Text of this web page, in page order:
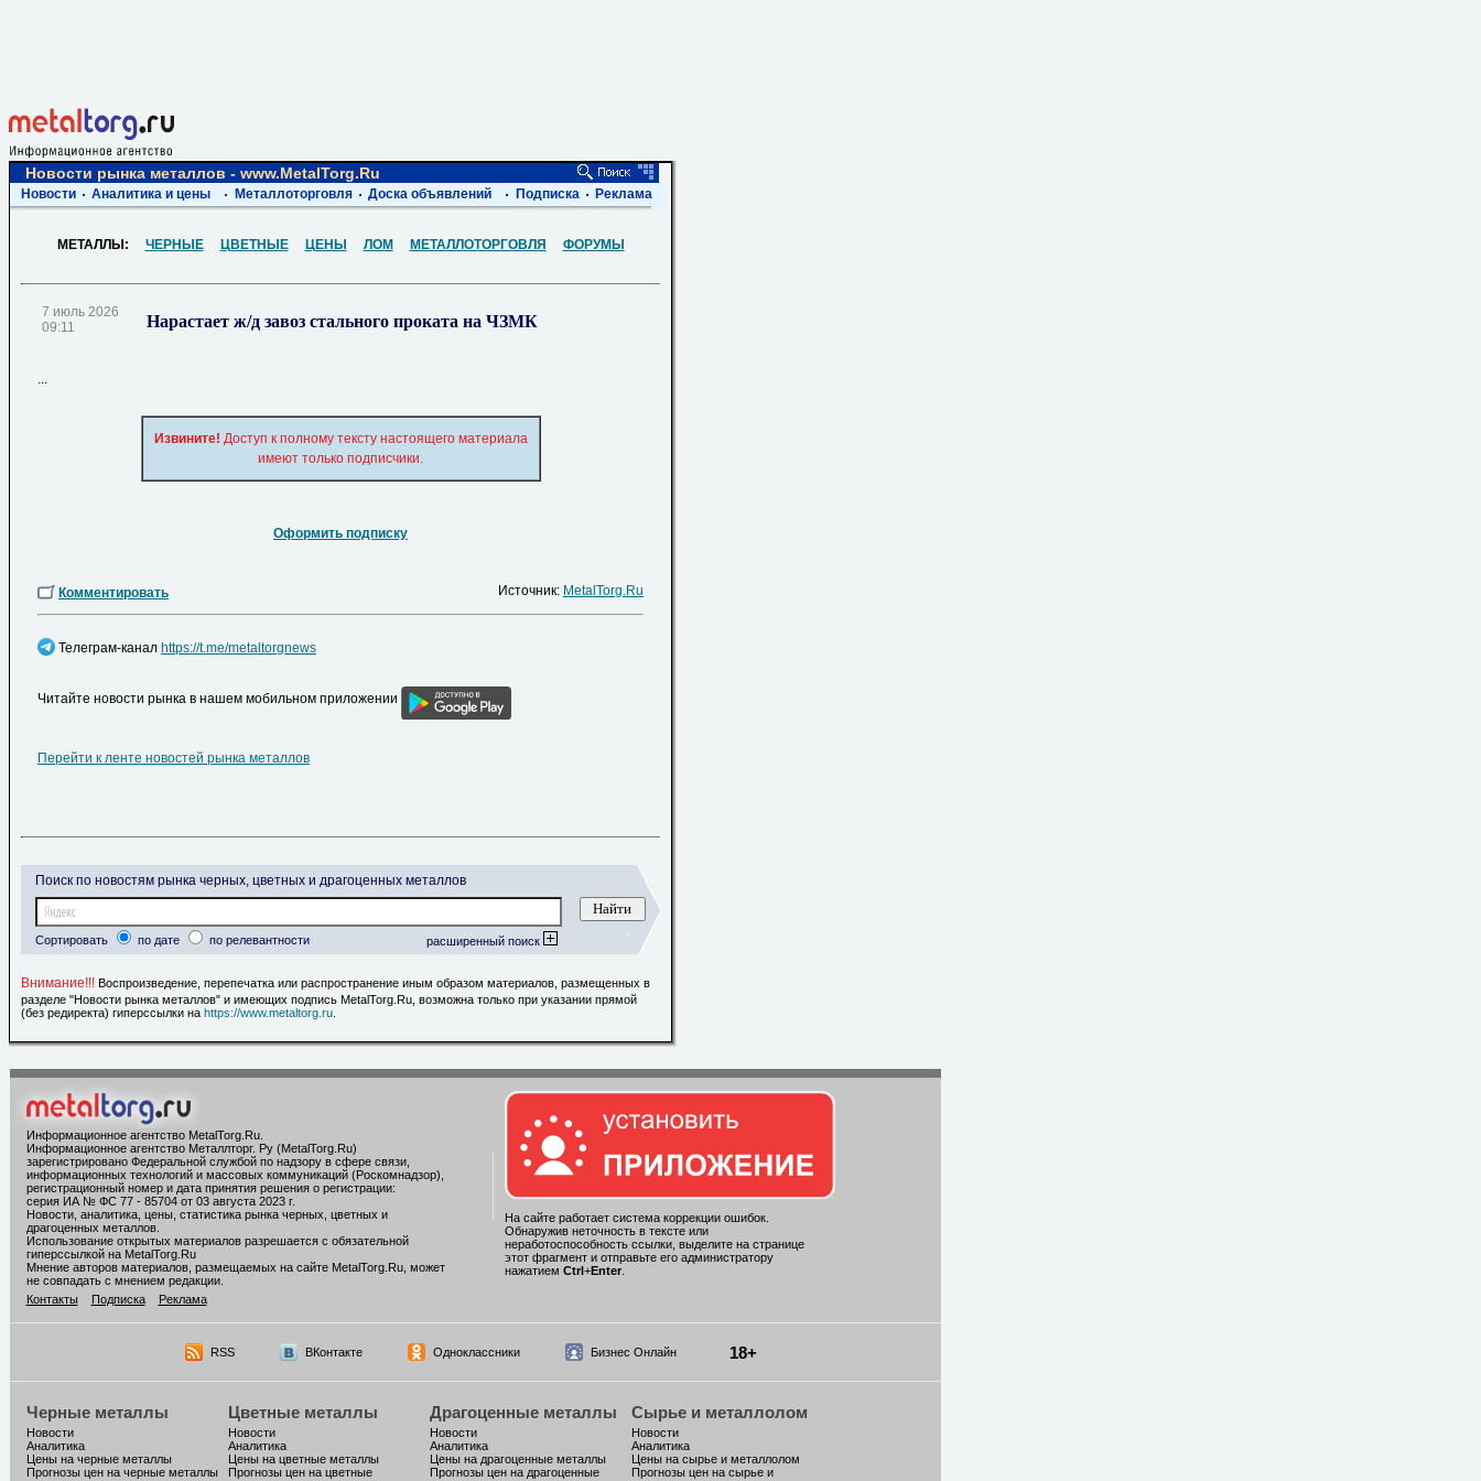
Новости рынка металлов - www.MetalTorg.Ru
Новости Аналитика и цены Металлоторговля Доска объявлений Подписка Реклама
МЕТАЛЛЫ: ЧЕРНЫЕ ЦВЕТНЫЕ ЦЕНЫ ЛОМ МЕТАЛЛОТОРГОВЛЯ ФОРУМЫ
7 июль 2026
09:11
Нарастает ж/д завоз стального проката на ЧЗМК
...
Извините! Доступ к полному тексту настоящего материала
имеют только подписчики.
Оформить подписку
Комментировать Источник: MetalTorg.Ru
Телеграм-канал https://t.me/metaltorgnews
Читайте новости рынка в нашем мобильном приложении
Перейти к ленте новостей рынка металлов
Поиск по новостям рынка черных, цветных и драгоценных металлов
Сортировать по дате по релевантности расширенный поиск
Внимание!!! Воспроизведение, перепечатка или распространение иным образом материалов, размещенных в
разделе "Новости рынка металлов" и имеющих подпись MetalTorg.Ru, возможна только при указании прямой
(без редиректа) гиперссылки на https://www.metaltorg.ru
Информационное агентство MetalTorg.Ru.
Информационное агентство Металлторг. Ру (MetalTorg.Ru)
зарегистрировано Федеральной службой по надзору в сфере связи,
информационных технологий и массовых коммуникаций (Роскомнадзор),
регистрационный номер и дата принятия решения о регистрации:
серия ИА № ФС 77 - 85704 от 03 августа 2023 г.
Новости, аналитика, цены, статистика рынка черных, цветных и
драгоценных металлов.
Использование открытых материалов разрешается с обязательной
гиперссылкой на MetalTorg.Ru
Мнение авторов материалов, размещаемых на сайте MetalTorg.Ru, может
не совпадать с мнением редакции.
Контакты
Подписка Реклама
На сайте работает система коррекции ошибок.
Обнаружив неточность в тексте или
неработоспособность ссылки, выделите на странице
этот фрагмент и отправьте его администратору
нажатием Ctrl+Enter.
RSS ВКонтакте Одноклассники Бизнес Онлайн 18+
Черные металлы
Новости
Аналитика
Цены на черные металлы
Прогнозы цен на черные металлы
Цветные металлы
Новости
Аналитика
Цены на цветные металлы
Прогнозы цен на цветные
Драгоценные металлы
Новости
Аналитика
Цены на драгоценные металлы
Прогнозы цен на драгоценные
Сырье и металлолом
Новости
Аналитика
Цены на сырье и металлолом
Прогнозы цен на сырье и